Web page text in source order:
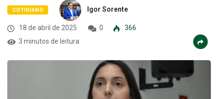
COTIDIANO Igor Sorente
18 de abril de 2025 0
366
3 minutos de leitura